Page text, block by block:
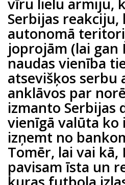
vīru lielu armiju,
Serbijas reakciju,
autonomā
joprojām (lai gan
naudas vienība
atsevišķos serbu
anklāvos par
izmanto Serbijas
vienīgā valūta ko
izņemt no
Tomēr, lai vai kā,
pavisam īsta un